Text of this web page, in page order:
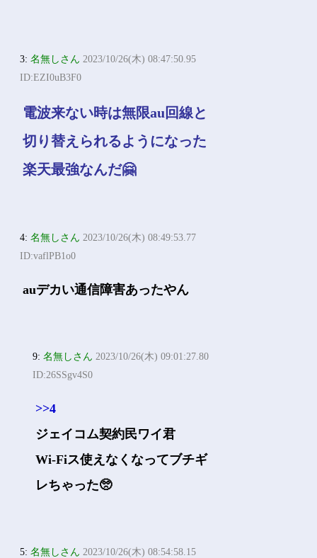
3:名無しさん 2023/10/26(木) 08:47:50.95
ID:EZI0uB3F0
電波来ない時は無限au回線と
切り替えられるようになった
楽天最強なんだ🤗
4:名無しさん 2023/10/26(木) 08:49:53.77
ID:vaflPB1o0
auデカい通信障害あったやん
9:名無しさん 2023/10/26(木) 09:01:27.80
ID:26SSgv4S0
>>4
ジェイコム契約民ワイ君
Wi-Fiス使えなくなってブチギ
レちゃった🥺
5:名無しさん 2023/10/26(木) 08:54:58.15